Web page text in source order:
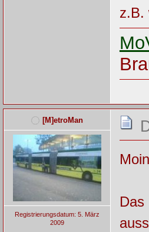
z.B.
[M]etroMan
Registrierungsdatum: 5. März
2009
Das